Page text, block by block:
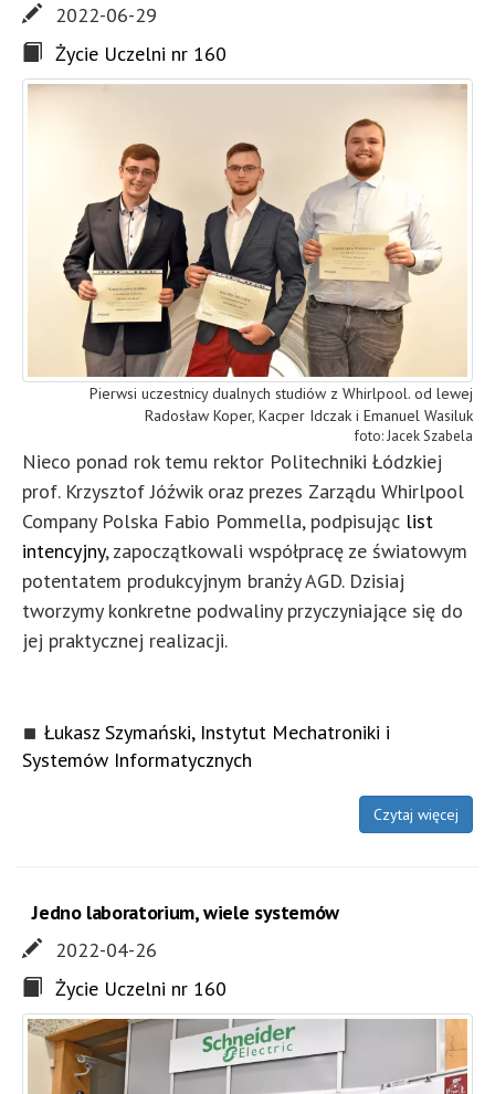
2022-06-29
Życie Uczelni nr 160
Pierwsi uczestnicy dualnych studiów z Whirlpool. od lewej
Radosław Koper, Kacper Idczak i Emanuel Wasiluk
Jacek Szabela
Nieco ponad rok temu rektor Politechniki Łódzkiej
prof. Krzysztof Jóźwik oraz prezes Zarządu Whirlpool
Company Polska Fabio Pommella, podpisując list
intencyjny, zapoczątkowali współpracę ze światowym
potentatem produkcyjnym branży AGD. Dzisiaj
tworzymy konkretne podwaliny przyczyniające się do
jej praktycznej realizacji.
Łukasz Szymański, Instytut Mechatroniki i
Systemów Informatycznych
Czytaj więcej
Jedno laboratorium, wiele systemów
2022-04-26
Życie Uczelni nr 160